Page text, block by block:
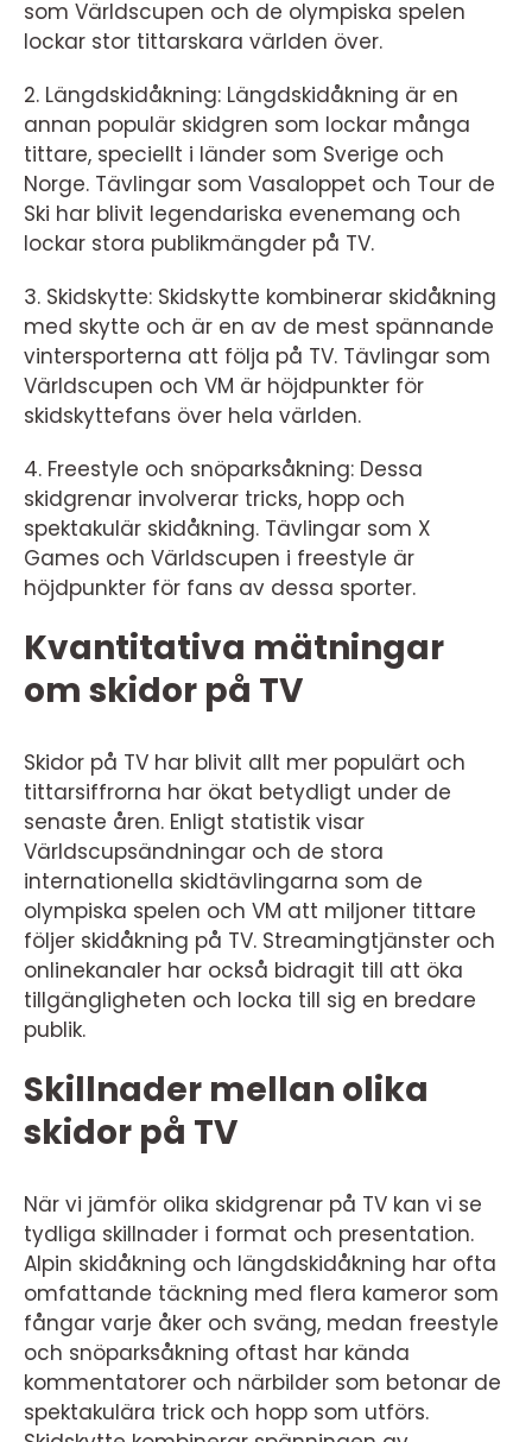
som Världscupen och de olympiska spelen
lockar stor tittarskara världen över.
2. Längdskidåkning: Längdskidåkning är en
annan populär skidgren som lockar många
tittare, speciellt i länder som Sverige och
Norge. Tävlingar som Vasaloppet och Tour de
Ski har blivit legendariska evenemang och
lockar stora publikmängder på TV.
3. Skidskytte: Skidskytte kombinerar skidåkning
med skytte och är en av de mest spännande
vintersporterna att följa på TV. Tävlingar som
Världscupen och VM är höjdpunkter för
skidskyttefans över hela världen.
4. Freestyle och snöparksåkning: Dessa
skidgrenar involverar tricks, hopp och
spektakulär skidåkning. Tävlingar som X
Games och Världscupen i freestyle är
höjdpunkter för fans av dessa sporter.
Kvantitativa mätningar
om skidor på TV
Skidor på TV har blivit allt mer populärt och
tittarsiffrorna har ökat betydligt under de
senaste åren. Enligt statistik visar
Världscupsändningar och de stora
internationella skidtävlingarna som de
olympiska spelen och VM att miljoner tittare
följer skidåkning på TV. Streamingtjänster och
onlinekanaler har också bidragit till att öka
tillgängligheten och locka till sig en bredare
publik.
Skillnader mellan olika
skidor på TV
När vi jämför olika skidgrenar på TV kan vi se
tydliga skillnader i format och presentation.
Alpin skidåkning och längdskidåkning har ofta
omfattande täckning med flera kameror som
fångar varje åker och sväng, medan freestyle
och snöparksåkning oftast har kända
kommentatorer och närbilder som betonar de
spektakulära trick och hopp som utförs.